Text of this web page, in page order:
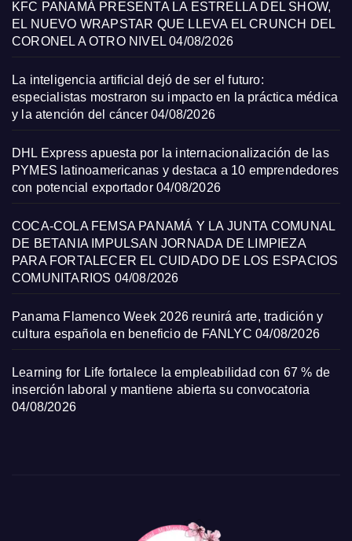
KFC PANAMÁ PRESENTA LA ESTRELLA DEL SHOW,
EL NUEVO WRAPSTAR QUE LLEVA EL CRUNCH DEL
CORONEL A OTRO NIVEL 04/08/2026
La inteligencia artificial dejó de ser el futuro:
especialistas mostraron su impacto en la práctica médica
y la atención del cáncer 04/08/2026
DHL Express apuesta por la internacionalización de las
PYMES latinoamericanas y destaca a 10 emprendedores
con potencial exportador 04/08/2026
COCA-COLA FEMSA PANAMÁ Y LA JUNTA COMUNAL
DE BETANIA IMPULSAN JORNADA DE LIMPIEZA
PARA FORTALECER EL CUIDADO DE LOS ESPACIOS
COMUNITARIOS 04/08/2026
Panama Flamenco Week 2026 reunirá arte, tradición y
cultura española en beneficio de FANLYC 04/08/2026
Learning for Life fortalece la empleabilidad con 67 % de
inserción laboral y mantiene abierta su convocatoria
04/08/2026